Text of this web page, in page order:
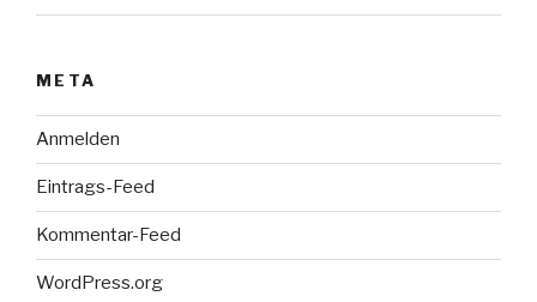
META
Anmelden
Eintrags-Feed
Kommentar-Feed
WordPress.org